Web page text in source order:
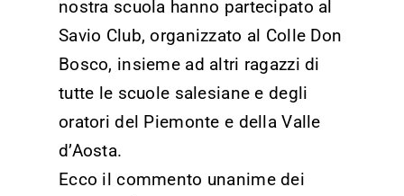
nostra scuola hanno partecipato al
Savio Club, organizzato al Colle Don
Bosco, insieme ad altri ragazzi di
tutte le scuole salesiane e degli
oratori del Piemonte e della Valle
d’Aosta.
Ecco il commento unanime dei